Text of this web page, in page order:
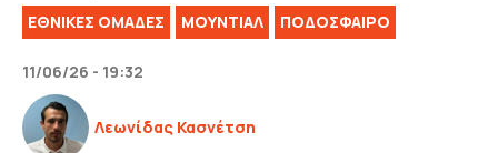
ΕΘΝΙΚΈΣ ΟΜΆΔΕΣ ΜΟΥΝΤΙΑΛ ΠΟΔΟΣΦΑΙΡΟ
11/06/26 - 19:32
Λεωνίδας Κασνέτση